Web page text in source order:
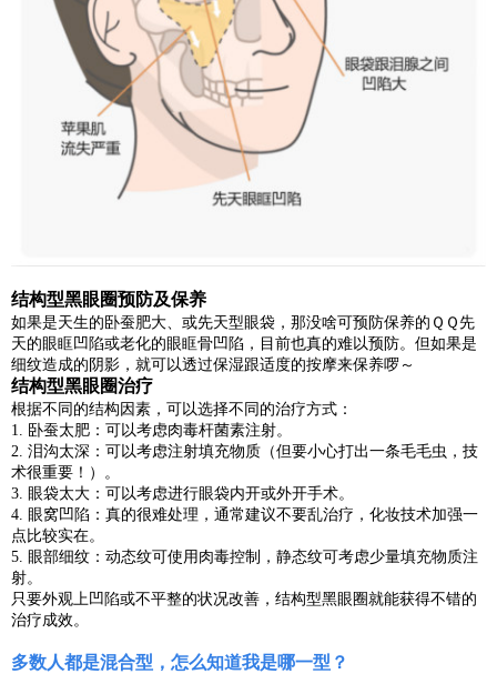
结构型黑眼圈预防及保养
如果是天生的卧蚕肥大、或先天型眼袋，那没啥可预防保养的ＱＱ先
天的眼眶凹陷或老化的眼眶骨凹陷，目前也真的难以预防。但如果是
细纹造成的阴影，就可以透过保湿跟适度的按摩来保养啰～
结构型黑眼圈治疗
根据不同的结构因素，可以选择不同的治疗方式：
1. 卧蚕太肥：可以考虑肉毒杆菌素注射。
2. 泪沟太深：可以考虑注射填充物质（但要小心打出一条毛毛虫，技
术很重要！）。
3. 眼袋太大：可以考虑进行眼袋内开或外开手术。
4. 眼窝凹陷：真的很难处理，通常建议不要乱治疗，化妆技术加强一
点比较实在。
5. 眼部细纹：动态纹可使用肉毒控制，静态纹可考虑少量填充物质注
射。
只要外观上凹陷或不平整的状况改善，结构型黑眼圈就能获得不错的
治疗成效。
多数人都是混合型，怎么知道我是哪一型？